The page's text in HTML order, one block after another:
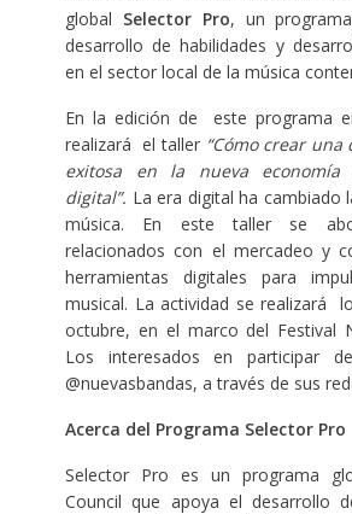
global Selector Pro, un
desarrollo de habilidades y
en el sector local de la música
En la edición de este programa
realizará el taller “Cómo crear
exitosa en la nueva
digital”. La era digital ha cambiado
música. En este taller se
relacionados con el mercadeo y
herramientas digitales para
musical. La actividad se realizará
octubre, en el marco del Festival
Los interesados en participar
@nuevasbandas, a través de sus
Acerca del Programa Selector Pro
Selector Pro es un programa
Council que apoya el desarrollo